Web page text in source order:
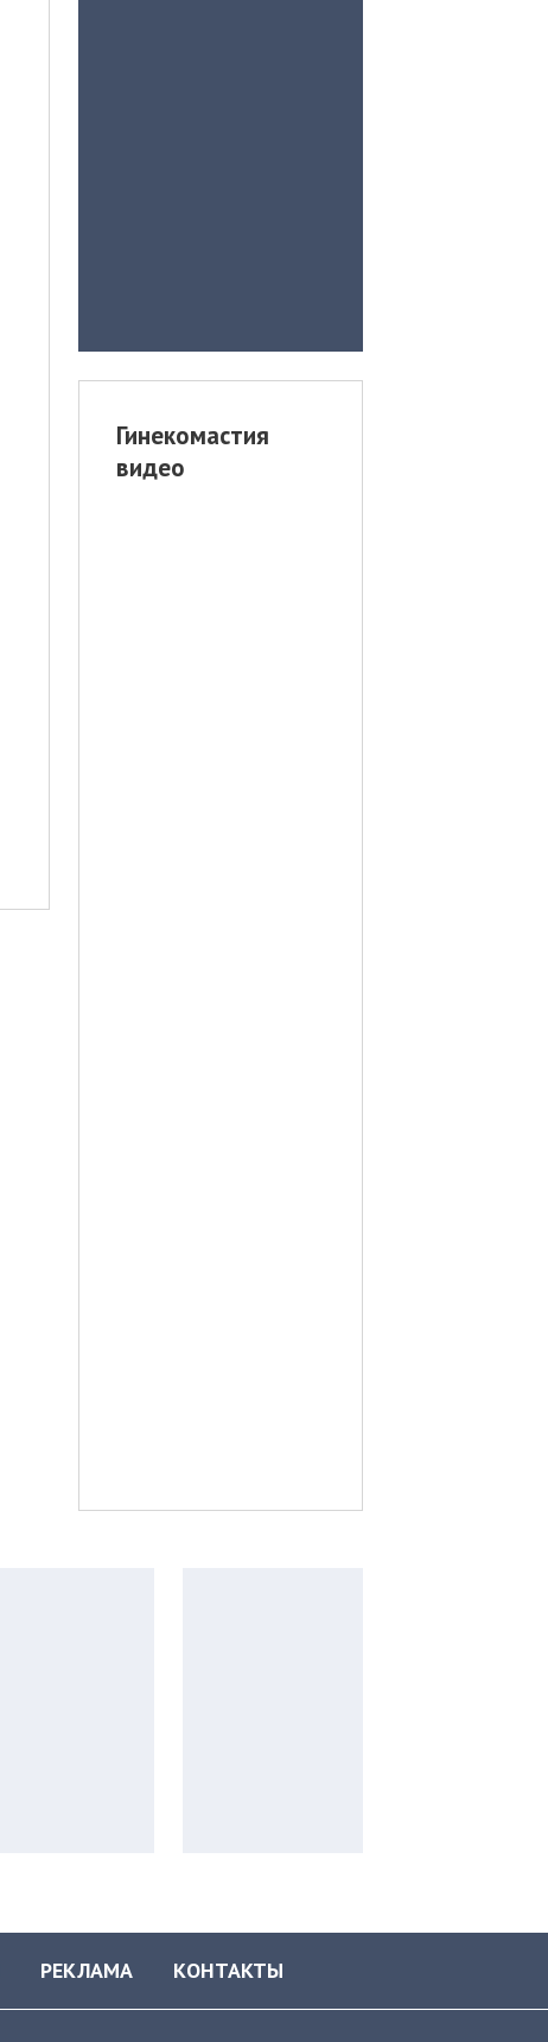
Гинекомастия
видео
РЕКЛАМА КОНТАКТЫ